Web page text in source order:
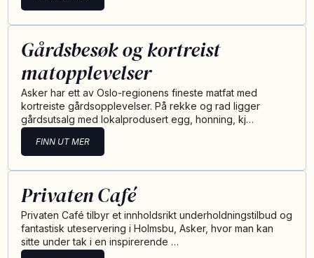
Gårdsbesøk og kortreist
matopplevelser
Asker har ett av Oslo-regionens fineste matfat med
kortreiste gårdsopplevelser. På rekke og rad ligger
gårdsutsalg med lokalprodusert egg, honning, kj…
FINN UT MER
Privaten Café
Privaten Café tilbyr et innholdsrikt underholdningstilbud og
fantastisk uteservering i Holmsbu, Asker, hvor man kan
sitte under tak i en inspirerende …